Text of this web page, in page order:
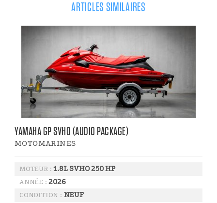
ARTICLES SIMILAIRES
YAMAHA GP SVHO (AUDIO PACKAGE)
MOTOMARINES
MOTEUR :1.8L SVHO 250 HP
ANNÉE :2026
CONDITION : NEUF